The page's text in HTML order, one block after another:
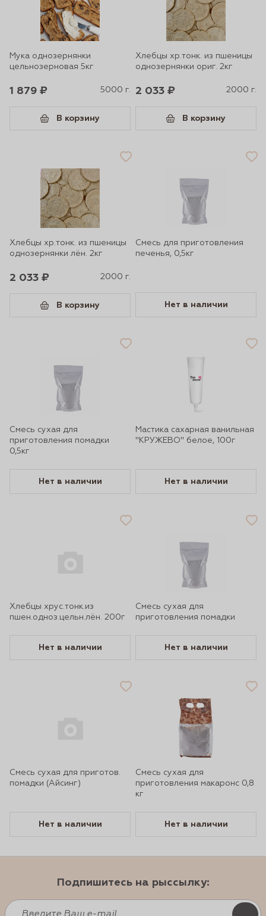
Мука однозернянки
цельнозерновая 5кг
1 879 ₽ 5000 г.
В корзину
Хлебцы хр.тонк. из пшеницы
однозернянки ориг. 2кг
2 033 ₽ 2000 г.
В корзину
Хлебцы хр.тонк. из пшеницы
однозернянки лён. 2кг
2 033 ₽ 2000 г.
В корзину
Смесь для приготовления
печенья, 0,5кг
Нет в наличии
Смесь сухая для
приготовления помадки
0,5кг
Нет в наличии
Мастика сахарная ванильная
"КРУЖЕВО" белое, 100г
Нет в наличии
Хлебцы хрус.тонк.из
пшен.одноз.цельн.лён. 200г
Нет в наличии
Смесь сухая для
приготовления помадки
Нет в наличии
Смесь сухая для приготов.
помадки (Айсинг)
Нет в наличии
Смесь сухая для
приготовления макаронс 0,8
кг
Нет в наличии
Подпишитесь на рыссылку: